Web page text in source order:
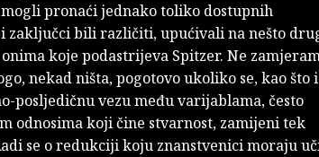
pronaći jednako toliko dostupnih
zaključci bili različiti, upućivali na nešto
koje podastrijeva Spitzer. Ne
nekad ništa, pogotovo ukoliko se, kao što
posljedičnu vezu među varijablama, često
odnosima koji čine stvarnost, zamijeni tek
se o redukciji koju znanstvenici moraju